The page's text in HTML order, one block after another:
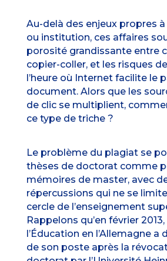
Au-delà des enjeux propres
ou institution, ces affaires
porosité grandissante entre
copier-coller, et les risques
l’heure où Internet facilite le
document. Alors que les
de clic se multiplient,
ce type de triche ?
Le problème du plagiat se
thèses de doctorat comme
mémoires de master, avec
répercussions qui ne se
cercle de l’enseignement
Rappelons qu’en février
l’Éducation en l’Allemagne a
de son poste après la